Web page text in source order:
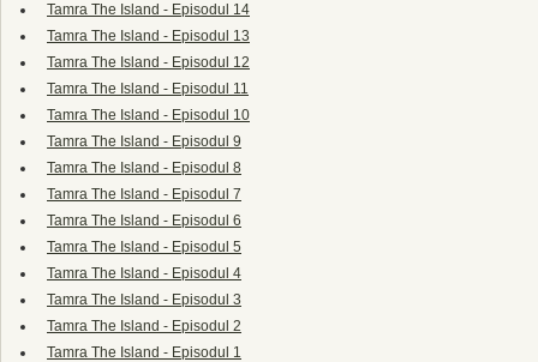
Tamra The Island - Episodul 14
Tamra The Island - Episodul 13
Tamra The Island - Episodul 12
Tamra The Island - Episodul 11
Tamra The Island - Episodul 10
Tamra The Island - Episodul 9
Tamra The Island - Episodul 8
Tamra The Island - Episodul 7
Tamra The Island - Episodul 6
Tamra The Island - Episodul 5
Tamra The Island - Episodul 4
Tamra The Island - Episodul 3
Tamra The Island - Episodul 2
Tamra The Island - Episodul 1